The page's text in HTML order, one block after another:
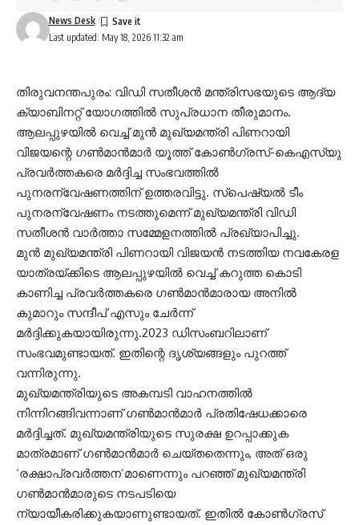
Last updated: May 18, 2026 11:32 am
News Desk
തിരുവനന്തപുരം: വിഡി സതീശൻ മന്ത്രിസഭയുടെ ആദ്യ
ക്യാബിനറ്റ് യോഗത്തിൽ സുപ്രധാന തീരുമാനം.
ആലപ്പുഴയിൽ വെച്ച് മുൻ മുഖ്യമന്ത്രി പിണറായി
വിജയന്റെ ഗൺമാൻമാർ യൂത്ത് കോൺഗ്രസ്-കെഎസ്‌യു
പ്രവർത്തകരെ മർദ്ദിച്ച സംഭവത്തിൽ
പുനരന്വേഷണത്തിന് ഉത്തരവിട്ടു. സ്പെഷ്യൽ ടീം
പുനരന്വേഷണം നടത്തുമെന്ന് മുഖ്യമന്ത്രി വിഡി
സതീശൻ വാർത്താ സമ്മേളനത്തിൽ പ്രഖ്യാപിച്ചു.
മുൻ മുഖ്യമന്ത്രി പിണറായി വിജയൻ നടത്തിയ നവകേരള
യാത്രയ്ക്കിടെ ആലപ്പുഴയിൽ വെച്ച് കറുത്ത കൊടി
കാണിച്ച പ്രവർത്തകരെ ഗൺമാൻമാരായ അനിൽ
കുമാറും സന്ദീപ് എസും ചേർന്ന്
മർദ്ദിക്കുകയായിരുന്നു.2023 ഡിസംബറിലാണ്
സംഭവമുണ്ടായത്. ഇതിന്റെ ദൃശ്യങ്ങളും പുറത്ത്
വന്നിരുന്നു.
മുഖ്യമന്ത്രിയുടെ അകമ്പടി വാഹനത്തിൽ
നിന്നിറങ്ങിവന്നാണ് ഗൺമാൻമാർ പ്രതിഷേധക്കാരെ
മർദ്ദിച്ചത്. മുഖ്യമന്ത്രിയുടെ സുരക്ഷ ഉറപ്പാക്കുക
മാത്രമാണ് ഗൺമാൻമാർ ചെയ്തതെന്നും, അത് ഒരു
‘രക്ഷാപ്രവർത്തന’മാണെന്നും പറഞ്ഞ് മുഖ്യമന്ത്രി
ഗൺമാൻമാരുടെ നടപടിയെ
ന്യായീകരിക്കുകയാണുണ്ടായത്. ഇതിൽ കോൺഗ്രസ്